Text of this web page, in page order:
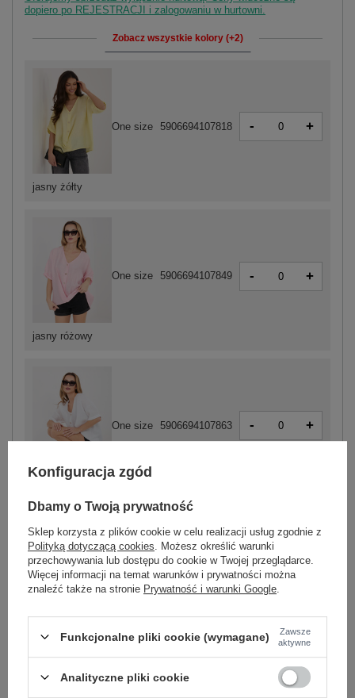
dopiero po REJESTRACJI i zalogowaniu w hurtowni.
Zobacz wszystkie kolory (+2)
jasny różowy
One size 5906694107849 - +
One size 5906694107863 - +
miętowy
One size 5906694107825 -
jasny żółty
One size 5906694107818 - +
Zobacz wszystkie kolory (+2)
Konfiguracja zgód
Dbamy o Twoją prywatność
Sklep korzysta z plików cookie w celu realizacji usług zgodnie z
Polityką dotyczącą cookies . Możesz określić warunki
przechowywania lub dostępu do cookie w Twojej przeglądarce.
Więcej informacji na temat warunków i prywatności można
znaleźć także na stronie Prywatność i warunki Google
Funkcjonalne pliki cookie (wymagane)
Zawsze
aktywne
Analityczne pliki cookie